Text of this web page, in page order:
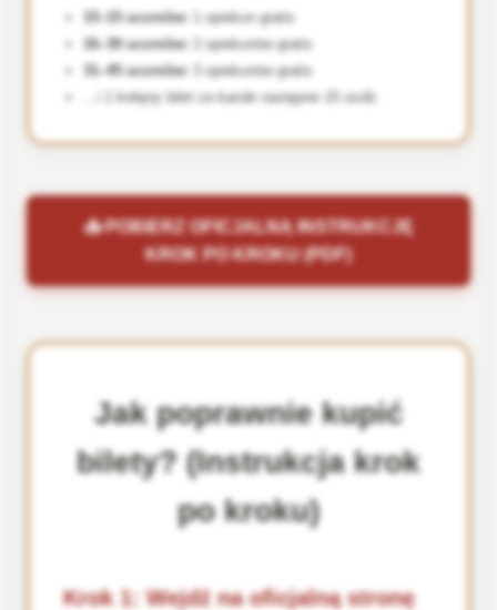
15–15 uczniów:
1 opiekun gratis
16–30 uczniów:
2 opiekunów gratis
31–45 uczniów:
3 opiekunów gratis
...i 1 kolejny bilet za każde następne 15 osób.
📥 POBIERZ OFICJALNĄ INSTRUKCJĘ
KROK PO KROKU (PDF)
Jak poprawnie kupić
bilety? (Instrukcja krok
po kroku)
Krok 1: Wejdź na oficjalną stronę